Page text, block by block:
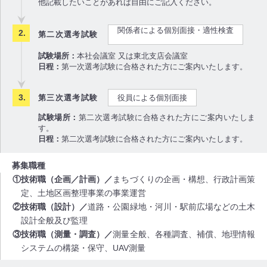
他記載したいことがあれば自由にご記入ください。
第二次選考試験 関係者による個別面接・適性検査
試験場所： 本社会議室 又は東北支店会議室
日程： 第一次選考試験に合格された方にご案内いたします。
第三次選考試験 役員による個別面接
試験場所： 第二次選考試験に合格された方にご案内いたしま
す。
日程： 第二次選考試験に合格された方にご案内いたします。
募集職種
技術職（企画／計画）／ まちづくりの企画・構想、行政計画策
定、土地区画整理事業の事業運営
技術職（設計）／道路・公園緑地・河川・駅前広場などの土木
設計全般及び監理
技術職（測量・調査）／測量全般、各種調査、補償、地理情報
システムの構築・保守、UAV測量